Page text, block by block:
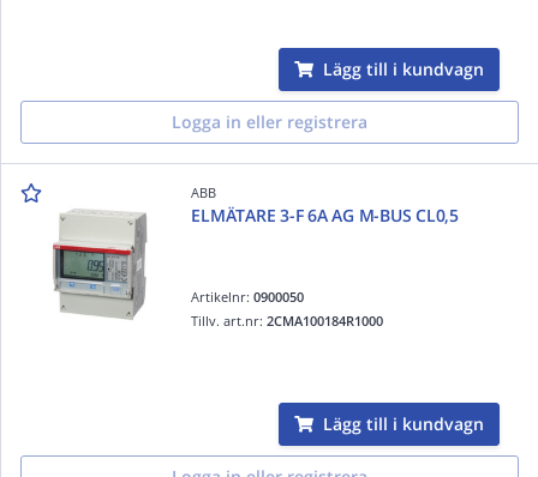
Lägg till i kundvagn
Logga in eller registrera
ABB
ELMÄTARE 3-F 6A AG M-BUS CL0,5
Artikelnr:0900050
Tillv. art.nr:2CMA100184R1000
Lägg till i kundvagn